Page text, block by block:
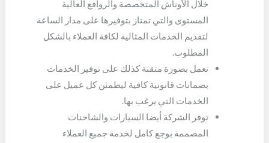
خلال الأوناش المتخصصة والروافع العالية
المستوى والتي تمتاز بتوفيرها على مدار الساعة
لتقديم الخدمات المثالية لكافة العملاء بالشكل
المطلوب.
تعمل بصورة متقنة كذلك على توفير الخدمات
بضمانات قانونية كافية ليطمئن كل عميل على
الخدمات التي يرغب بها.
توفر الشركة أيضا السيارات والشاحنات
المصممة بوجع كامل لخدمة جميع العملاء